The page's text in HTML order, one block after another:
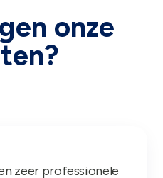
onze
zeer professionele